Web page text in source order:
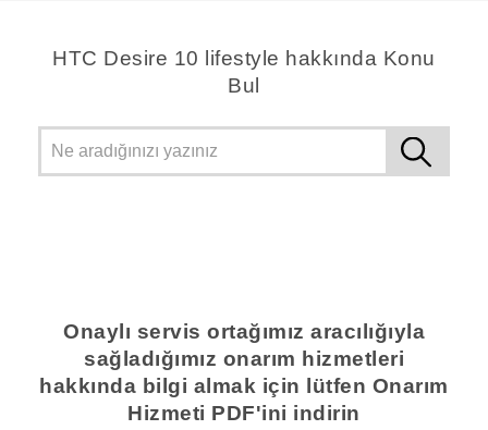
HTC Desire 10 lifestyle hakkında Konu
Bul
Onaylı servis ortağımız aracılığıyla
sağladığımız onarım hizmetleri
hakkında bilgi almak için lütfen Onarım
Hizmeti PDF'ini indirin